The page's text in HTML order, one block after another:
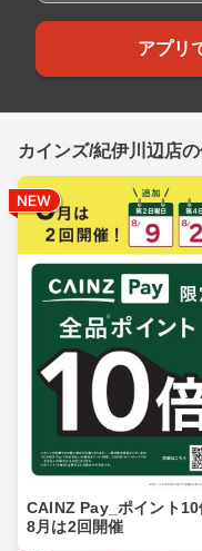
アプリ
カインズ/紀伊川辺店
CAINZ Pay_ポイント10
8月は2回開催